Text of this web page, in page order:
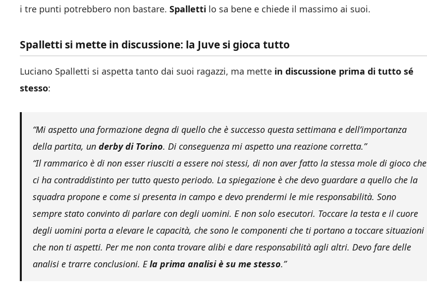
i tre punti potrebbero non bastare. Spalletti lo sa bene e chiede il massimo ai suoi.
Spalletti si mette in discussione: la Juve si gioca tutto
Luciano Spalletti si aspetta tanto dai suoi ragazzi, ma mette in discussione prima di tutto sé
stesso:
“Mi aspetto una formazione degna di quello che è successo questa settimana e dell’importanza
della partita, un derby di Torino. Di conseguenza mi aspetto una reazione corretta.”
“Il rammarico è di non esser riusciti a essere noi stessi, di non aver fatto la stessa mole di gioco che
ci ha contraddistinto per tutto questo periodo. La spiegazione è che devo guardare a quello che la
squadra propone e come si presenta in campo e devo prendermi le mie responsabilità. Sono
sempre stato convinto di parlare con degli uomini. E non solo esecutori. Toccare la testa e il cuore
degli uomini porta a elevare le capacità, che sono le componenti che ti portano a toccare situazioni
che non ti aspetti. Per me non conta trovare alibi e dare responsabilità agli altri. Devo fare delle
analisi e trarre conclusioni. Ela prima analisi è su me stesso.”